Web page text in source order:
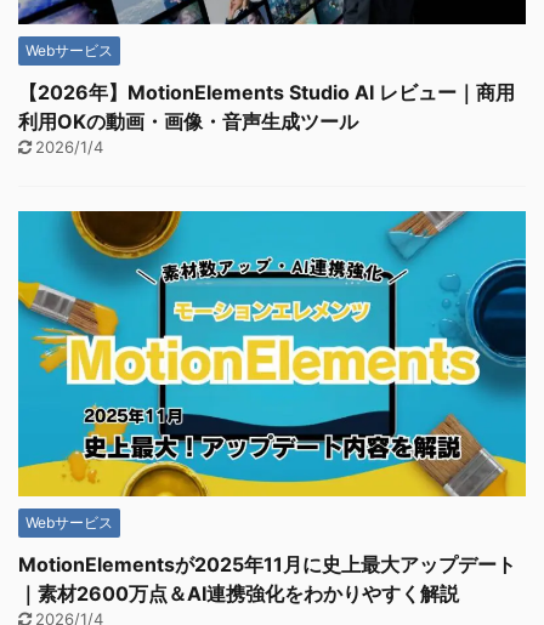
Webサービス
【2026年】MotionElements Studio AI レビュー｜商用
利用OKの動画・画像・音声生成ツール
2026/1/4
Webサービス
MotionElementsが2025年11月に史上最大アップデート
｜素材2600万点＆AI連携強化をわかりやすく解説
2026/1/4